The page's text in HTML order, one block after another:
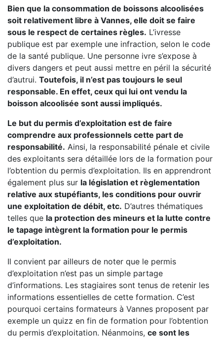
Bien que la consommation de boissons alcoolisées
soit relativement libre à Vannes, elle doit se faire
sous le respect de certaines règles. L’ivresse
publique est par exemple une infraction, selon le code
de la santé publique. Une personne ivre s’expose à
divers dangers et peut aussi mettre en péril la sécurité
d’autrui. Toutefois, il n’est pas toujours le seul
responsable. En effet, ceux qui lui ont vendu la
boisson alcoolisée sont aussi impliqués.
Le but du permis d’exploitation est de faire
comprendre aux professionnels cette part de
responsabilité. Ainsi, la responsabilité pénale et civile
des exploitants sera détaillée lors de la formation pour
l’obtention du permis d’exploitation. Ils en apprendront
également plus sur la législation et règlementation
relative aux stupéfiants, les conditions pour ouvrir
une exploitation de débit, etc. D’autres thématiques
telles que la protection des mineurs et la lutte contre
le tapage intègrent la formation pour le permis
d’exploitation.
Il convient par ailleurs de noter que le permis
d’exploitation n’est pas un simple partage
d’informations. Les stagiaires sont tenus de retenir les
informations essentielles de cette formation. C’est
pourquoi certains formateurs à Vannes proposent par
exemple un quizz en fin de formation pour l’obtention
du permis d’exploitation. Néanmoins, ce sont les